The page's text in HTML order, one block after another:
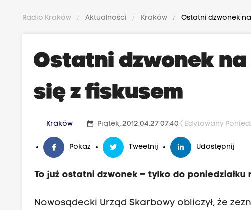
Radio Kraków Aktualności Kraków Ostatni dzwonek
Ostatni dzwonek
się z fiskusem
Kraków date_range Piątek, 2012.04.27 07:40( Edytowany
Pokaż Tweetnij Udostępnij
To już ostatni dzwonek – tylko do poniedziałku
Nowosądecki Urząd Skarbowy obliczył, że